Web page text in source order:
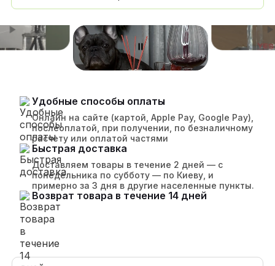
Удобные способы оплаты
Онлайн на сайте (картой, Apple Pay, Google Pay),
послеоплатой, при получении, по безналичному
расчету или оплатой частями
Быстрая доставка
Доставляем товары в течение 2 дней — с
понедельника по субботу — по Киеву, и
примерно за 3 дня в другие населенные пункты.
Возврат товара в течение 14 дней